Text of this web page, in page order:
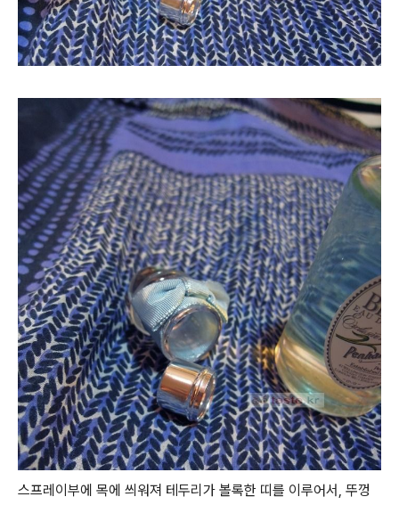
스프레이부에 목에 씌워져 테두리가 볼록한 띠를 이루어서, 뚜껑